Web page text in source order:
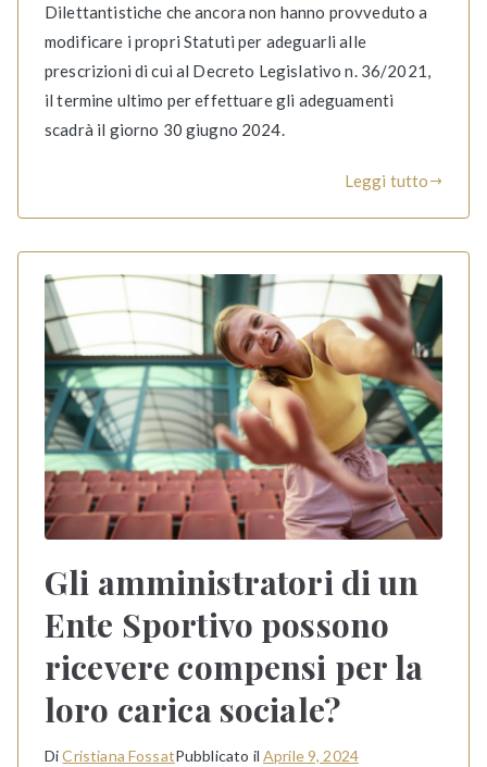
Dilettantistiche che ancora non hanno provveduto a
modificare i propri Statuti per adeguarli alle
prescrizioni di cui al Decreto Legislativo n. 36/2021,
il termine ultimo per effettuare gli adeguamenti
scadrà il giorno 30 giugno 2024.
Leggi tutto
Gli amministratori di un
Ente Sportivo possono
ricevere compensi per la
loro carica sociale?
DiCristiana FossatPubblicato il Aprile 9, 2024